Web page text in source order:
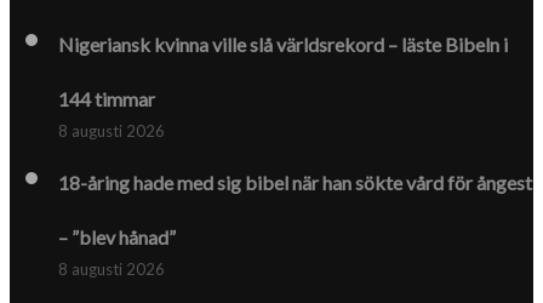
Nigeriansk kvinna ville slå världs­rekord – läste Bibeln i
144 timmar
8 augusti 2026
18-åring hade med sig bibel när han sökte vård för ångest
– ”blev hånad”
8 augusti 2026